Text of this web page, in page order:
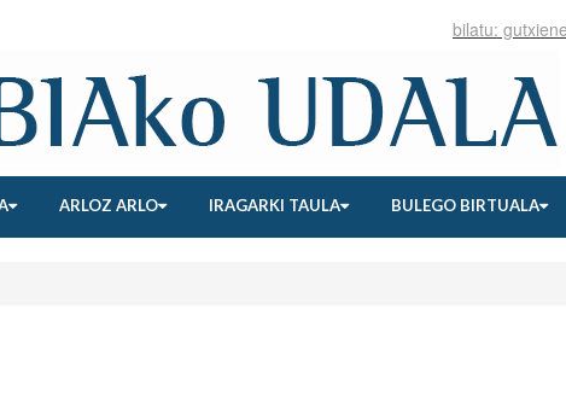
ARLOZ ARLO IRAGARKI TAULA BULEGO BIRTUALA